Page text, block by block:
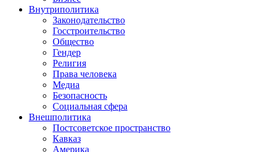
Внутриполитика
Законодательство
Госстроительство
Общество
Гендер
Религия
Права человека
Медиа
Безопасность
Социальная сфера
Внешполитика
Постсоветское пространство
Кавказ
Америка